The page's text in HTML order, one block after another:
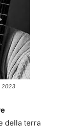
2023
della terra